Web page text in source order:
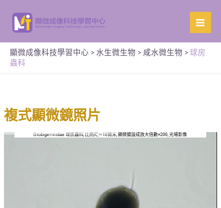
顯微成像科技學習中心 > 水生微生物 > 咸水微生物 > 球房
蟲科
複式顯微鏡照片
Globigerinidae 球房蟲科, 比例尺＝10微米, 顯微鏡設成放大倍數×200, 光場影像